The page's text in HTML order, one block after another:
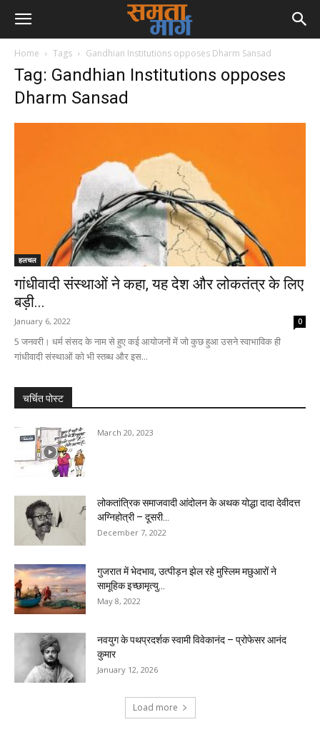
Home Tags Gandhian Institutions opposes Dharm Sansad
Tag: Gandhian Institutions opposes
Dharm Sansad
हलचल
गांधीवादी संस्थाओं ने कहा, यह देश और लोकतंत्र के लिए
बड़ी...
January 6, 2022 0
5 जनवरी। धर्म संसद के नाम से हुए कई आयोजनों में जो कुछ हुआ उसने स्वाभाविक ही
गांधीवादी संस्थाओं को भी स्तब्ध और इस...
चर्चित पोस्ट
March 20, 2023
लोकतांत्रिक समाजवादी आंदोलन के अथक योद्धा दादा देवीदत्त
अग्निहोत्री – दूसरी...
December 7, 2022
गुजरात में भेदभाव, उत्पीड़न झेल रहे मुस्लिम मछुआरों ने
सामूहिक इच्छामृत्यु...
May 8, 2022
नवयुग के पथप्रदर्शक स्वामी विवेकानंद – प्रोफेसर आनंद
कुमार
January 12, 2026
Load more